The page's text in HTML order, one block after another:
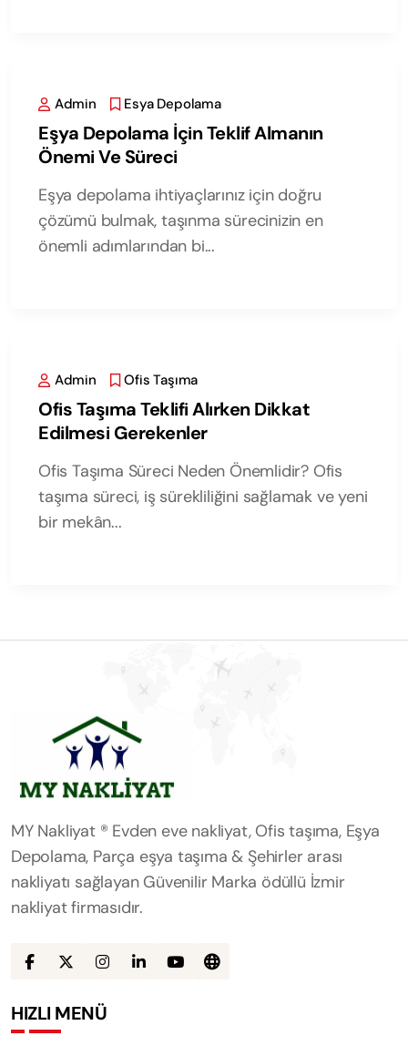
Admin Esya Depolama
Eşya Depolama İçin Teklif Almanın
Önemi Ve Süreci
Eşya depolama ihtiyaçlarınız için doğru
çözümü bulmak, taşınma sürecinizin en
önemli adımlarından bi...
Admin Ofis Taşıma
Ofis Taşıma Teklifi Alırken Dikkat
Edilmesi Gerekenler
Ofis Taşıma Süreci Neden Önemlidir? Ofis
taşıma süreci, iş sürekliliğini sağlamak ve yeni
bir mekân...
MY Nakliyat ® Evden eve nakliyat, Ofis taşıma, Eşya
Depolama, Parça eşya taşıma & Şehirler arası
nakliyatı sağlayan Güvenilir Marka ödüllü İzmir
nakliyat firmasıdır.
HIZLI MENÜ